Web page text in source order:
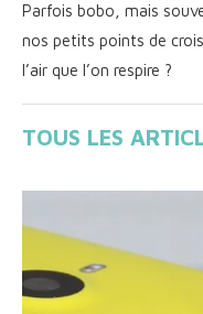
Parfois bobo, mais
nos petits points de
l’air que l’on respire ?
TOUS LES